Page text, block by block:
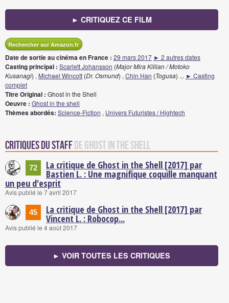
► CRITIQUEZ CE FILM
Rechercher sur Amazon.fr
Date de sortie au cinéma en France : 29 mars 2017 ► 2 autres dates
Casting principal : Scarlett Johansson (Major Mira Killian / Motoko
Kusanagi) , Michael Wincott (Dr. Osmund) , Chin Han (Togusa) ... ► Casting
complet
Titre Original : Ghost in the Shell
Oeuvre : Ghost in the shell
Thèmes abordés: Science-Fiction , Univers Futuristes / Hightech
Critiques du staffde Ghost in the Shell
72 La critique de Ghost in the Shell [2017] par
Bastien L. : Une magnifique coquille manquant
un peu d'esprit
Avis publié le 7 avril 2017
45 La critique de Ghost in the Shell [2017] par
Vincent L. : Robocop...
Avis publié le 4 août 2017
► VOIR TOUTES LES CRITIQUES